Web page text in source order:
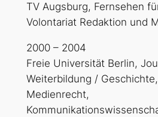
TV Augsburg, Fernsehen
Volontariat Redaktion und
2000 – 2004
Freie Universität Berlin,
Weiterbildung /
Medienrecht,